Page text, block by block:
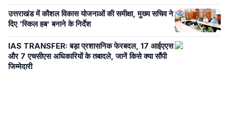
उत्तराखंड में कौशल विकास योजनाओं की समीक्षा, मुख्य सचिव ने
दिए ‘स्किल हब’ बनाने के निर्देश
IAS TRANSFER: बड़ा प्रशासनिक फेरबदल, 17 आईएएस
और 7 एचसीएस अधिकारियों के तबादले, जानें किसे क्या सौंपी
जिम्मेदारी